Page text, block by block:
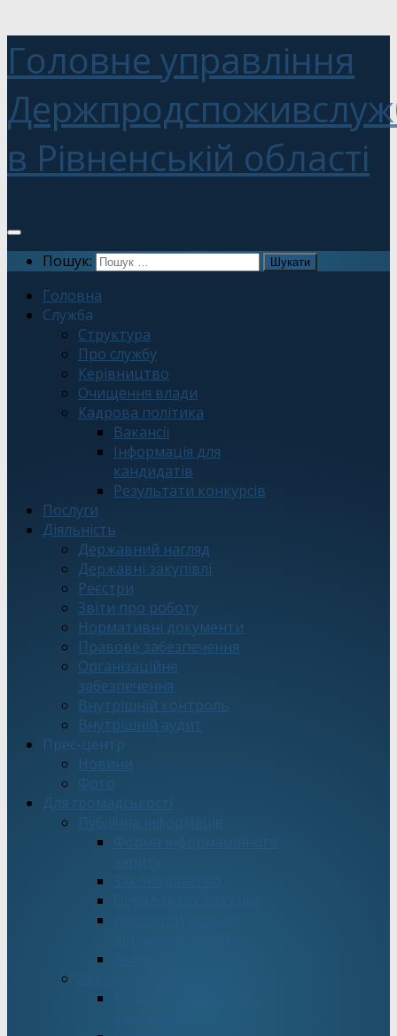
Головне управління
в Рівненській області
Пошук:
Головна
Служба
Структура
Про службу
Керівництво
Очищення влади
Кадрова політика
Вакансії
Інформація для
кандидатів
Результати конкурсів
Послуги
Діяльність
Державний нагляд
Державні закупівлі
Реєстри
Звіти про роботу
Нормативні документи
Правове забезпечення
Організаційне
забезпечення
Внутрішній контроль
Внутрішній аудит
Прес-центр
Новини
Фото
Для громадськості